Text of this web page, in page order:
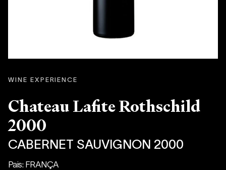
WINE EXPERIENCE
Chateau Lafite Rothschild
2000
CABERNET SAUVIGNON 2000
Pais: FRANÇA